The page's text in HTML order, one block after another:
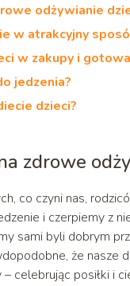
odżywianie
w atrakcyjny
w zakupy i
jedzenia?
dzieci?
zdrowe
co czyni nas,
i czerpiemy z
sami byli dobrym
że
celebrując posiłki i